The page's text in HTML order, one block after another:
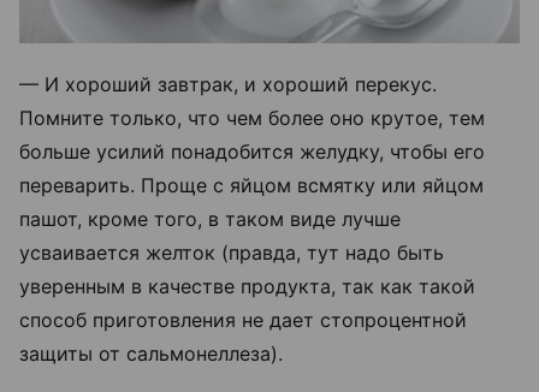
— И хороший завтрак, и хороший перекус.
Помните только, что чем более оно крутое, тем
больше усилий понадобится желудку, чтобы его
переварить. Проще с яйцом всмятку или яйцом
пашот, кроме того, в таком виде лучше
усваивается желток (правда, тут надо быть
уверенным в качестве продукта, так как такой
способ приготовления не дает стопроцентной
защиты от сальмонеллеза).